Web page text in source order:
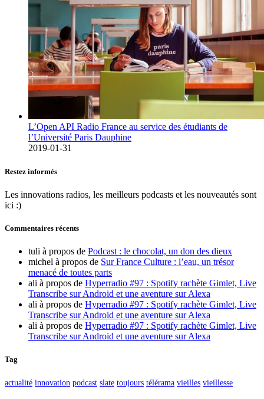
L’Open API Radio France au service des étudiants de
l’Université Paris Dauphine
2019-01-31
Restez informés
Les innovations radios, les meilleurs podcasts et les nouveautés sont
ici :)
Commentaires récents
tuli à propos de Podcast : le chocolat, un don des dieux
michel à propos de Sur France Culture : l’eau, un trésor
menacé de toutes parts
ali à propos de Hyperradio #97 : Spotify rachète Gimlet, Live
Transcribe sur Android et une aventure sur Alexa
ali à propos de Hyperradio #97 : Spotify rachète Gimlet, Live
Transcribe sur Android et une aventure sur Alexa
ali à propos de Hyperradio #97 : Spotify rachète Gimlet, Live
Transcribe sur Android et une aventure sur Alexa
Tag
actualité innovation podcast slate toujours télérama vieilles vieillesse